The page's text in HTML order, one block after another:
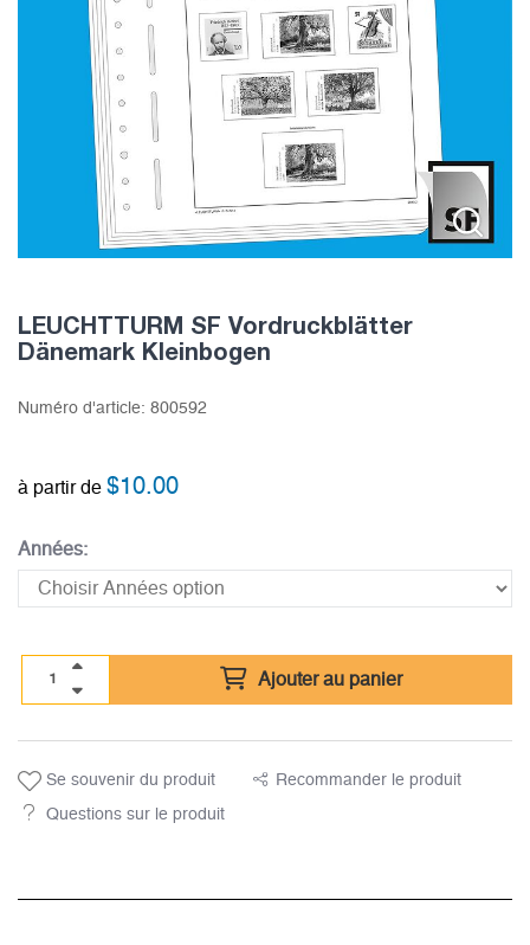
LEUCHTTURM SF Vordruckblätter
Dänemark Kleinbogen
Numéro d'article: 800592
à partir de $10.00
Années:
Ajouter au panier
Se souvenir du produit Recommander le produit
Questions sur le produit